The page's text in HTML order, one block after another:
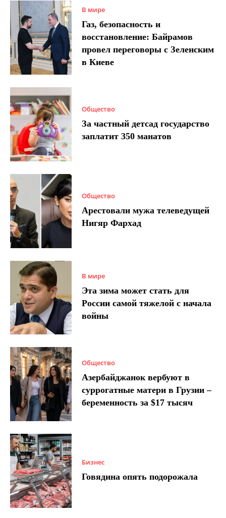
В мире
Газ, безопасность и
восстановление: Байрамов
провел переговоры с Зеленским
в Киеве
Общество
За частный детсад государство
заплатит 350 манатов
Общество
Арестовали мужа телеведущей
Нигяр Фархад
В мире
Эта зима может стать для
России самой тяжелой с начала
войны
Общество
Азербайджанок вербуют в
суррогатные матери в Грузии –
беременность за $17 тысяч
Бизнес
Говядина опять подорожала